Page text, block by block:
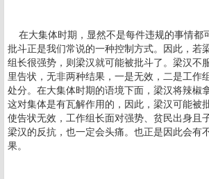
在大集体时期，显然不是每件违规的事情都
批斗正是我们常说的一种控制方式。因此，若
组长很强势，则梁汉就可能被批斗了。梁汉不
里告状，无非两种结果，一是无效，二是工作
处分。在大集体时期的语境下面，梁汉将辣椒
这对集体是有瓦解作用的，因此，梁汉可能被
使告状无效，工作组长面对强势、贫民出身且
梁汉的反抗，也一定会头痛。也正是因此会有
果。